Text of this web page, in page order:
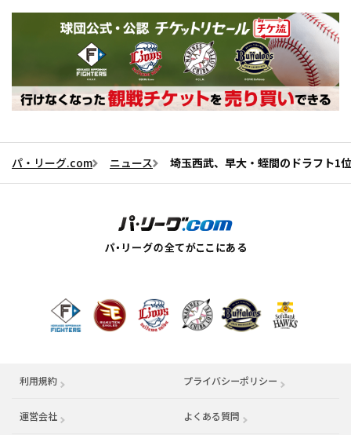
パ・リーグ.com ニュース 埼玉西武、早大・蛭間のドラフト1
利用規約 プライバシーポリシー
運営会社 （別ウィンドウで開く） よくある質問